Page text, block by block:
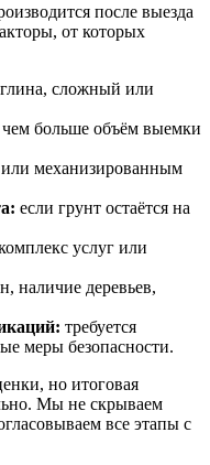
после выезда
от которых
сложный или
чем больше объём выемки
механизированным
если грунт остаётся на
услуг или
наличие деревьев,
требуется
меры безопасности.
но итоговая
Мы не скрываем
все этапы с